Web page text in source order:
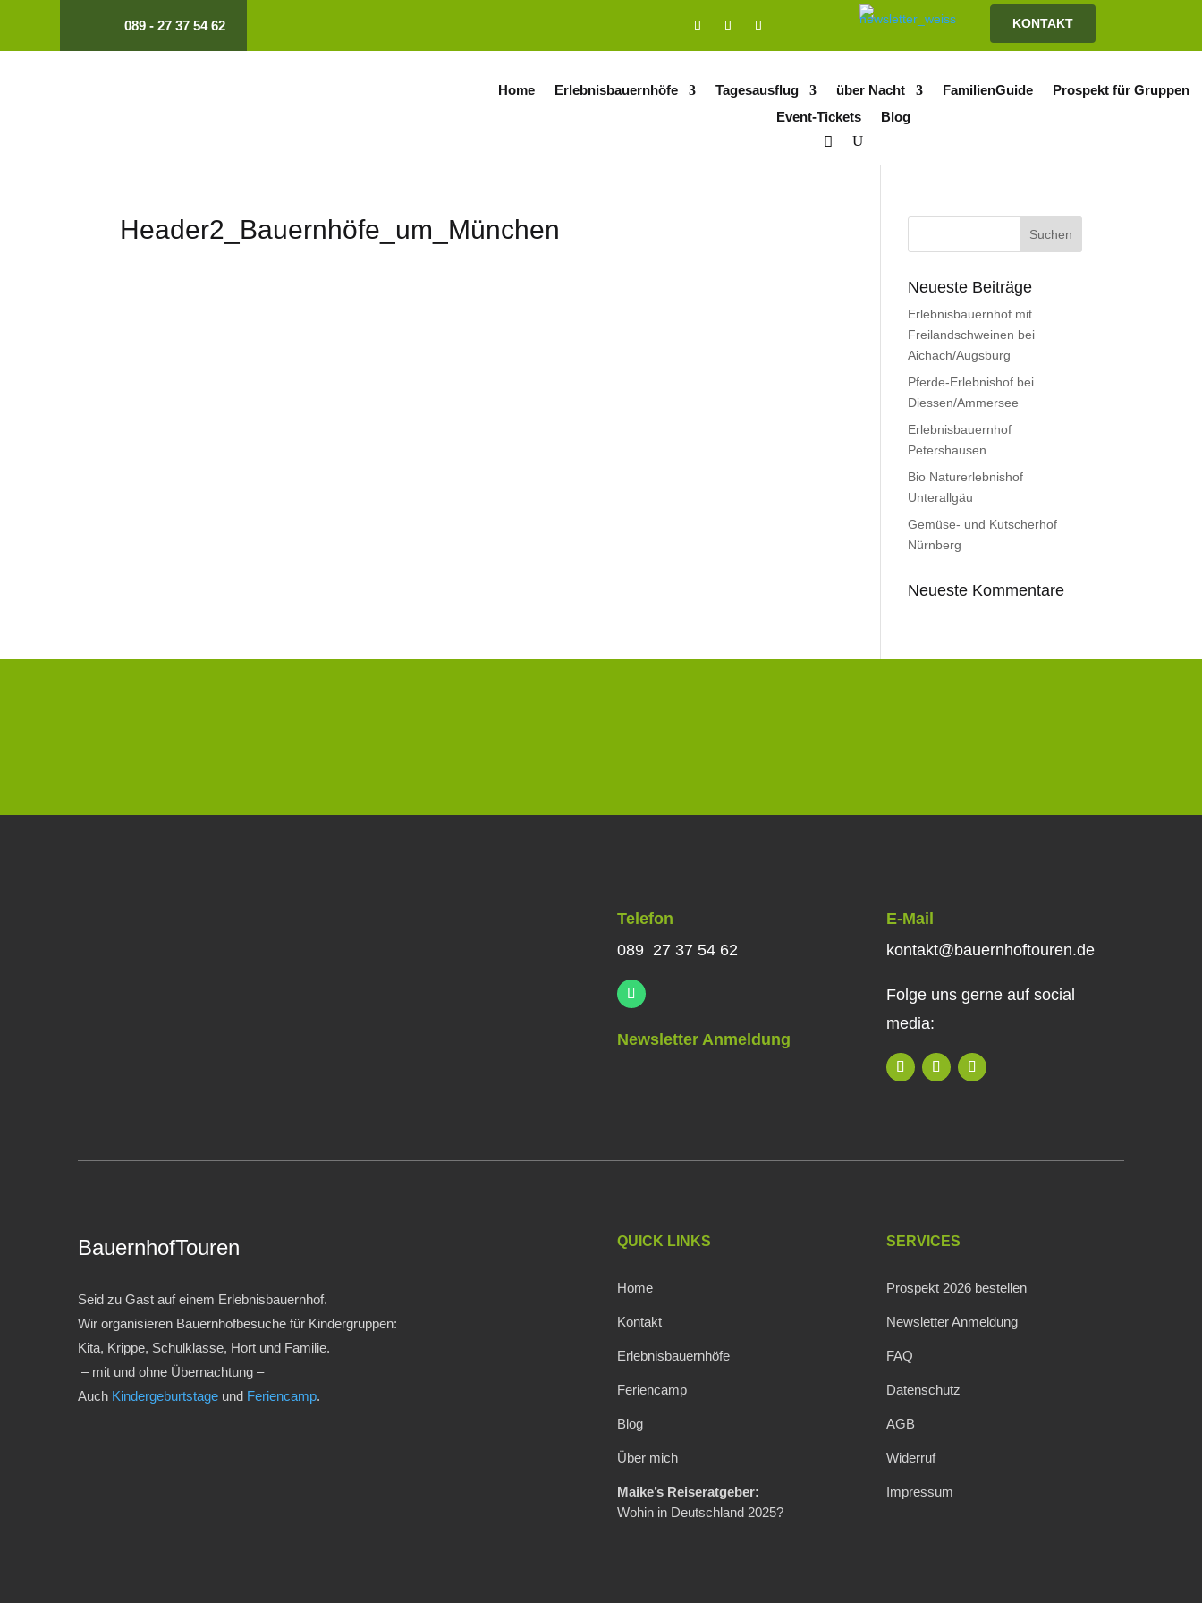
089 - 27 37 54 62 KONTAKT
Home Erlebnisbauernhöfe Tagesausflug über Nacht FamilienGuide
Prospekt für Gruppen
Event-Tickets
Blog
Header2_Bauernhöfe_um_München
Neueste Beiträge
Erlebnisbauernhof mit
Freilandschweinen bei
Aichach/Augsburg
Pferde-Erlebnishof bei
Diessen/Ammersee
Erlebnisbauernhof
Petershausen
Bio Naturerlebnishof
Unterallgäu
Gemüse- und Kutscherhof
Nürnberg
Neueste Kommentare
Telefon
089 27 37 54 62
Newsletter Anmeldung
E-Mail
kontakt@bauernhoftouren.de
Folge uns gerne auf social
media:
BauernhofTouren
Seid zu Gast auf einem Erlebnisbauernhof.
Wir organisieren Bauernhofbesuche für Kindergruppen:
Kita, Krippe, Schulklasse, Hort und Familie.
– mit und ohne Übernachtung –
Auch Kindergeburtstage und Feriencamp.
QUICK LINKS
Home
Kontakt
Erlebnisbauernhöfe
Feriencamp
Blog
Über mich
Maike’s Reiseratgeber:
Wohin in Deutschland 2025?
SERVICES
Prospekt 2026 bestellen
Newsletter Anmeldung
FAQ
Datenschutz
AGB
Widerruf
Impressum